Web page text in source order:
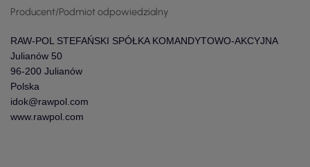
Producent/Podmiot odpowiedzialny
RAW-POL STEFAŃSKI SPÓŁKA KOMANDYTOWO-AKCYJNA
Julianów 50
96-200 Julianów
Polska
idok@rawpol.com
www.rawpol.com